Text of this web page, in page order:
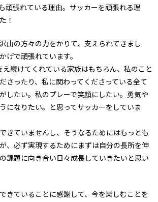
頑張れている理由。サッカーを頑張れる理
！
山の方々の力をかりて、支えられてきまし
げで頑張れています。
え続けてくれている家族はもちろん、私のこと
さったり、私に関わってくださっている全て
したい。私のプレーで笑顔にしたい。勇気や
になりたい。と思ってサッカーをしていま
きていませんし、そうなるためにはもっとも
、必ず実現するためにまずは自分の長所を伸
課題に向き合い日々成長していきたいと思い
きていることに感謝して、今を楽しむことを